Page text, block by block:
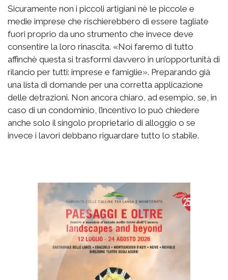
Sicuramente non i piccoli artigiani nè le piccole e
medie imprese che rischierebbero di essere tagliate
fuori proprio da uno strumento che invece deve
consentire la loro rinascita. «Noi faremo di tutto
affinchè questa si trasformi davvero in un’opportunità di
rilancio per tutti: imprese e famiglie». Preparando già
una lista di domande per una corretta applicazione
delle detrazioni. Non ancora chiaro, ad esempio, se, in
caso di un condominio, l’incentivo lo può chiedere
anche solo il singolo proprietario di alloggio o se
invece i lavori debbano riguardare tutto lo stabile.